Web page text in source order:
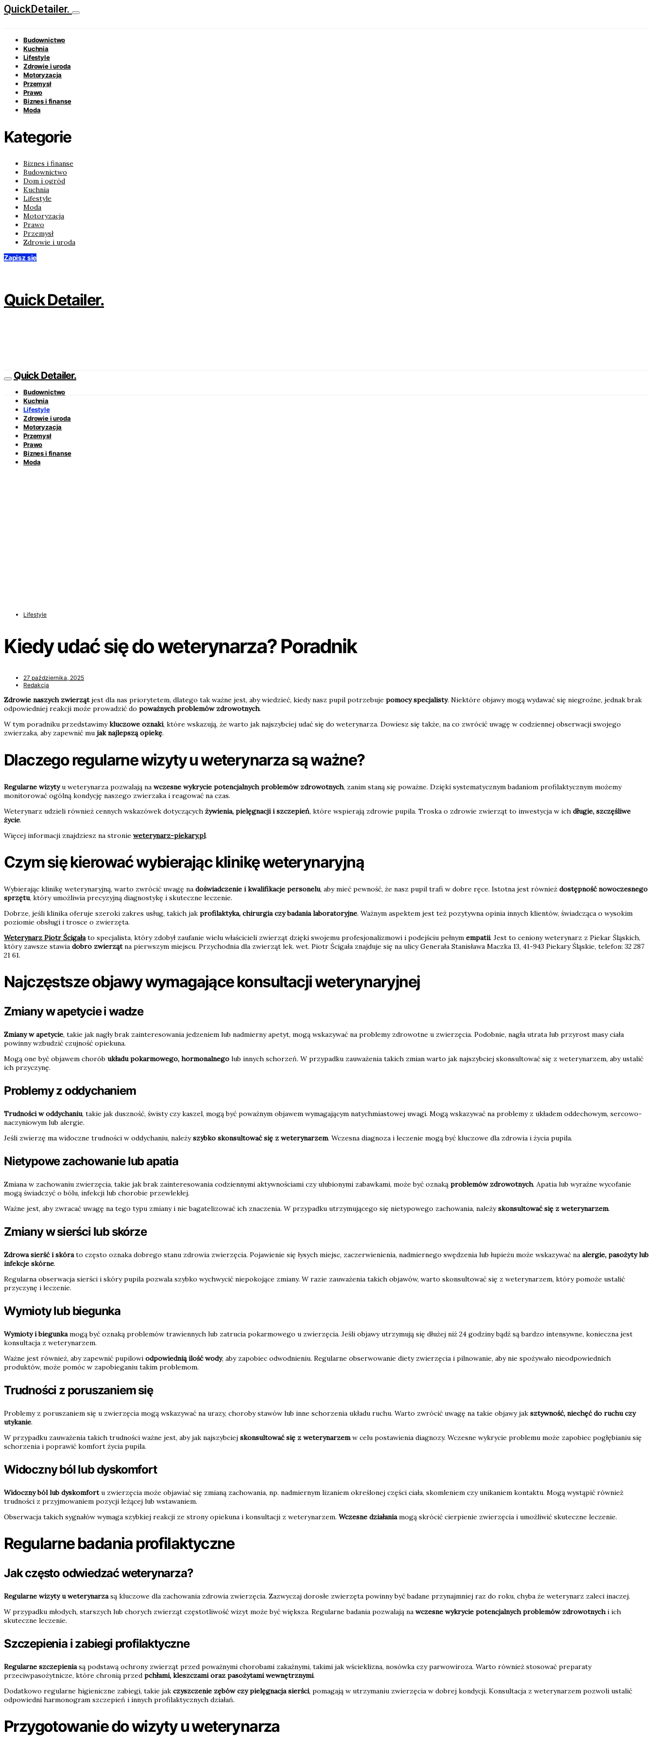
QuickDetailer.
Budownictwo
Kuchnia
Lifestyle
Zdrowie i uroda
Motoryzacja
Przemysł
Prawo
Biznes i finanse
Moda
Kategorie
Biznes i finanse
Budownictwo
Dom i ogród
Kuchnia
Lifestyle
Moda
Motoryzacja
Prawo
Przemysł
Zdrowie i uroda
Zapisz się
Quick Detailer.
Quick Detailer.
Budownictwo
Kuchnia
Lifestyle
Zdrowie i uroda
Motoryzacja
Przemysł
Prawo
Biznes i finanse
Moda
Lifestyle
Kiedy udać się do weterynarza? Poradnik
27 października, 2025
Redakcja
Zdrowie naszych zwierzątjest dla nas priorytetem, dlatego tak ważne jest, aby wiedzieć, kiedy nasz pupil potrzebuje pomocy specjalisty. Niektóre objawy mogą wydawać się niegroźne, jednak brak
odpowiedniej reakcji może prowadzić do poważnych problemów zdrowotnych.
W tym poradniku przedstawimykluczowe oznaki, które wskazują, że warto jak najszybciej udać się do weterynarza. Dowiesz się także, na co zwrócić uwagę w codziennej obserwacji swojego
zwierzaka, aby zapewnić mu jak najlepszą opiekę.
Dlaczego regularne wizyty u weterynarza są ważne?
Regularne wizytyu weterynarza pozwalają na wczesne wykrycie potencjalnych problemów zdrowotnych, zanim staną się poważne. Dzięki systematycznym badaniom profilaktycznym możemy
monitorować ogólną kondycję naszego zwierzaka i reagować na czas.
Weterynarz udzieli również cennych wskazówek dotyczących żywienia, pielęgnacji i szczepień, które wspierają zdrowie pupila. Troska o zdrowie zwierząt to inwestycja w ich długie, szczęśliwe
życie.
Więcej informacji znajdziesz na stronie weterynarz-piekary.pl.
Czym się kierować wybierając klinikę weterynaryjną
Wybierając klinikę weterynaryjną, warto zwrócić uwagę na doświadczenie i kwalifikacje personelu, aby mieć pewność, że nasz pupil trafi w dobre ręce. Istotna jest również dostępność nowoczesnego
sprzętu, który umożliwia precyzyjną diagnostykę i skuteczne leczenie.
Dobrze, jeśli klinika oferuje szeroki zakres usług, takich jak profilaktyka, chirurgia czy badania laboratoryjne. Ważnym aspektem jest też pozytywna opinia innych klientów, świadcząca o wysokim
poziomie obsługi i trosce o zwierzęta.
Weterynarz Piotr Ścigałato specjalista, który zdobył zaufanie wielu właścicieli zwierząt dzięki swojemu profesjonalizmowi i podejściu pełnym empatii. Jest to ceniony weterynarz z Piekar Śląskich,
który zawsze stawia dobro zwierzątna pierwszym miejscu. Przychodnia dla zwierząt lek. wet. Piotr Ścigała znajduje się na ulicy Generała Stanisława Maczka 13, 41-943 Piekary Śląskie, telefon: 32 287
21 61.
Najczęstsze objawy wymagające konsultacji weterynaryjnej
Zmiany w apetycie i wadze
Zmiany w apetycie, takie jak nagły brak zainteresowania jedzeniem lub nadmierny apetyt, mogą wskazywać na problemy zdrowotne u zwierzęcia. Podobnie, nagła utrata lub przyrost masy ciała
powinny wzbudzić czujność opiekuna.
Mogą one być objawem chorób układu pokarmowego, hormonalnego lub innych schorzeń. W przypadku zauważenia takich zmian warto jak najszybciej skonsultować się z weterynarzem, aby ustalić
ich przyczynę.
Problemy z oddychaniem
Trudności w oddychaniu, takie jak duszność, świsty czy kaszel, mogą być poważnym objawem wymagającym natychmiastowej uwagi. Mogą wskazywać na problemy z układem oddechowym, sercowo-
naczyniowym lub alergie.
Jeśli zwierzę ma widoczne trudności w oddychaniu, należyszybko skonsultować się z weterynarzem. Wczesna diagnoza i leczenie mogą być kluczowe dla zdrowia i życia pupila.
Nietypowe zachowanie lub apatia
Zmiana w zachowaniu zwierzęcia, takie jak brak zainteresowania codziennymi aktywnościami czy ulubionymi zabawkami, może być oznaką problemów zdrowotnych. Apatia lub wyraźne wycofanie
mogą świadczyć o bólu, infekcji lub chorobie przewlekłej.
Ważne jest, aby zwracać uwagę na tego typu zmiany i nie bagatelizować ich znaczenia. W przypadku utrzymującego się nietypowego zachowania, należyskonsultować się z weterynarzem.
Zmiany w sierści lub skórze
Zdrowa sierść i skórato często oznaka dobrego stanu zdrowia zwierzęcia. Pojawienie się łysych miejsc, zaczerwienienia, nadmiernego swędzenia lub łupieżu może wskazywać na alergie, pasożyty lub
infekcje skórne.
Regularna obserwacja sierści i skóry pupila pozwala szybko wychwycić niepokojące zmiany. W razie zauważenia takich objawów, warto skonsultować się z weterynarzem, który pomoże ustalić
przyczynę i leczenie.
Wymioty lub biegunka
Wymioty i biegunkamogą być oznaką problemów trawiennych lub zatrucia pokarmowego u zwierzęcia. Jeśli objawy utrzymują się dłużej niż 24 godziny bądź są bardzo intensywne, konieczna jest
konsultacja z weterynarzem.
Ważne jest również, aby zapewnić pupilowi odpowiednią ilość wody, aby zapobiec odwodnieniu. Regularne obserwowanie diety zwierzęcia i pilnowanie, aby nie spożywało nieodpowiednich
produktów, może pomóc w zapobieganiu takim problemom.
Trudności z poruszaniem się
Problemy z poruszaniem się u zwierzęcia mogą wskazywać na urazy, choroby stawów lub inne schorzenia układu ruchu. Warto zwrócić uwagę na takie objawy jak sztywność, niechęć do ruchu czy
utykanie.
W przypadku zauważenia takich trudności ważne jest, aby jak najszybciej skonsultować się z weterynarzemw celu postawienia diagnozy. Wczesne wykrycie problemu może zapobiec pogłębianiu się
schorzenia i poprawić komfort życia pupila.
Widoczny ból lub dyskomfort
Widoczny ból lub dyskomfortu zwierzęcia może objawiać się zmianą zachowania, np. nadmiernym lizaniem określonej części ciała, skomleniem czy unikaniem kontaktu. Mogą wystąpić również
trudności z przyjmowaniem pozycji leżącej lub wstawaniem.
Obserwacja takich sygnałów wymaga szybkiej reakcji ze strony opiekuna i konsultacji z weterynarzem. Wczesne działaniamogą skrócić cierpienie zwierzęcia i umożliwić skuteczne leczenie.
Regularne badania profilaktyczne
Jak często odwiedzać weterynarza?
Regularne wizyty u weterynarzasą kluczowe dla zachowania zdrowia zwierzęcia. Zazwyczaj dorosłe zwierzęta powinny być badane przynajmniej raz do roku, chyba że weterynarz zaleci inaczej.
W przypadku młodych, starszych lub chorych zwierząt częstotliwość wizyt może być większa. Regularne badania pozwalają na wczesne wykrycie potencjalnych problemów zdrowotnychi ich
skuteczne leczenie.
Szczepienia i zabiegi profilaktyczne
Regularne szczepieniasą podstawą ochrony zwierząt przed poważnymi chorobami zakaźnymi, takimi jak wścieklizna, nosówka czy parwowiroza. Warto również stosować preparaty
przeciwpasożytnicze, które chronią przed pchłami, kleszczami oraz pasożytami wewnętrznymi.
Dodatkowo regularne higieniczne zabiegi, takie jak czyszczenie zębów czy pielęgnacja sierści, pomagają w utrzymaniu zwierzęcia w dobrej kondycji. Konsultacja z weterynarzem pozwoli ustalić
odpowiedni harmonogram szczepień i innych profilaktycznych działań.
Przygotowanie do wizyty u weterynarza